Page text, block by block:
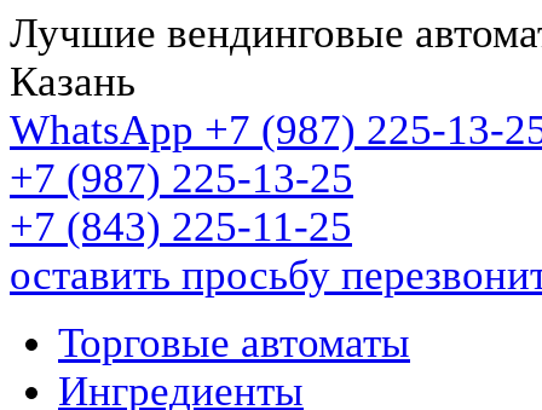
Лучшие вендинговые
Казань
WhatsApp +7 (987) 225-13-
+7 (987) 225-13-25
+7 (843) 225-11-25
оставить просьбу
Торговые автоматы
Ингредиенты